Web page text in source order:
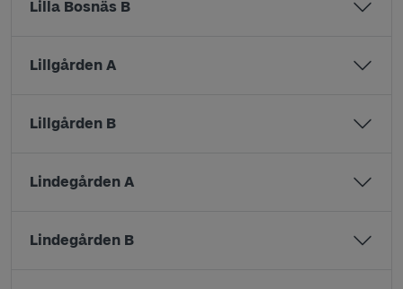
Lilla Bosnäs B
Lillgården A
Lillgården B
Lindegården A
Lindegården B